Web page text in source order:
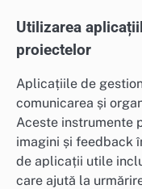
Utilizarea
proiectelor
Aplicațiile de
comunicarea și
Aceste instrumente
imagini și feedback
de aplicații utile
care ajută la